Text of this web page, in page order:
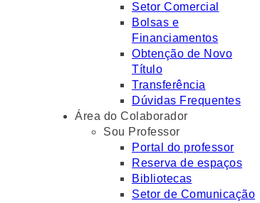
Setor Comercial
Bolsas e
Financiamentos
Obtenção de Novo
Título
Transferência
Dúvidas Frequentes
Área do Colaborador
Sou Professor
Portal do professor
Reserva de espaços
Bibliotecas
Setor de Comunicação